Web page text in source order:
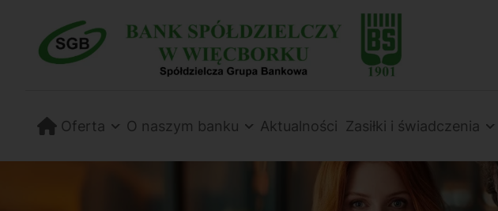
ustawień
treści
Oferta O naszym banku Aktualności Zasiłki i świadczenia